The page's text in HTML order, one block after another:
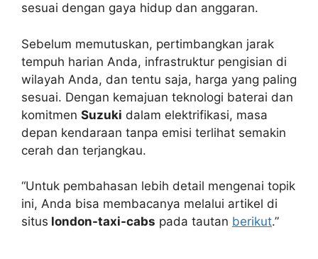
sesuai dengan gaya hidup dan anggaran.
Sebelum memutuskan, pertimbangkan jarak
tempuh harian Anda, infrastruktur pengisian di
wilayah Anda, dan tentu saja, harga yang paling
sesuai. Dengan kemajuan teknologi baterai dan
komitmen Suzuki dalam elektrifikasi, masa
depan kendaraan tanpa emisi terlihat semakin
cerah dan terjangkau.
“Untuk pembahasan lebih detail mengenai topik
ini, Anda bisa membacanya melalui artikel di
situs london-taxi-cabs pada tautan berikut.”